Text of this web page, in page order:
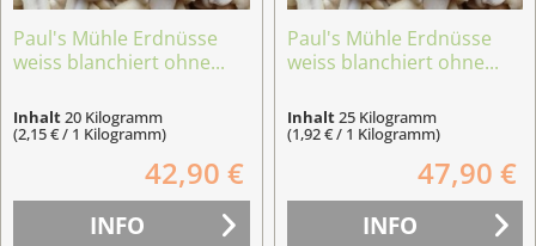
Paul's Mühle Erdnüsse
weiss blanchiert ohne...
Inhalt20 Kilogramm
(2,15 € / 1 Kilogramm)
42,90 €
INFO
Paul's Mühle Erdnüsse
weiss blanchiert ohne...
Inhalt25 Kilogramm
(1,92 € / 1 Kilogramm)
47,90 €
INFO